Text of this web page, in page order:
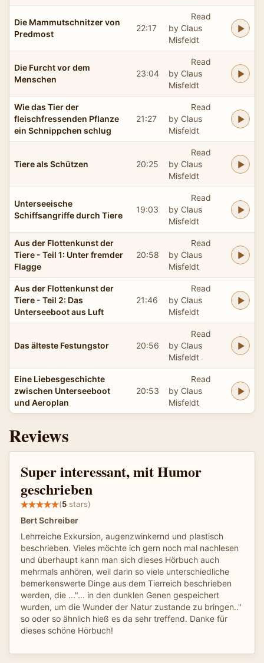
Die Mammutschnitzer von
Predmost
22:17
Read
by Claus
Misfeldt
Die Furcht vor dem
Menschen
23:04
Read
by Claus
Misfeldt
Wie das Tier der
fleischfressenden Pflanze
ein Schnippchen schlug
21:27
Read
by Claus
Misfeldt
Tiere als Schützen 20:25
Read
by Claus
Misfeldt
Unterseeische
Schiffsangriffe durch Tiere
19:03
Read
by Claus
Misfeldt
Aus der Flottenkunst der
Tiere - Teil 1: Unter fremder
Flagge
20:58
Read
by Claus
Misfeldt
Aus der Flottenkunst der
Tiere - Teil 2: Das
Unterseeboot aus Luft
21:46
Read
by Claus
Misfeldt
Das älteste Festungstor 20:56
Read
by Claus
Misfeldt
Eine Liebesgeschichte
zwischen Unterseeboot
und Aeroplan
20:53
Read
by Claus
Misfeldt
Reviews
Super interessant, mit Humor
geschrieben
(5 stars)
Bert Schreiber
Lehrreiche Exkursion, augenzwinkernd und plastisch
beschrieben. Vieles möchte ich gern noch mal nachlesen
und überhaupt kann man sich dieses Hörbuch auch
mehrmals anhören, weil darin so viele unterschiedliche
bemerkenswerte Dinge aus dem Tierreich beschrieben
werden, die ..."... in den dunklen Genen gespeichert
wurden, um die Wunder der Natur zustande zu bringen.."
so oder so ähnlich hieß es da sehr treffend. Danke für
dieses schöne Hörbuch!